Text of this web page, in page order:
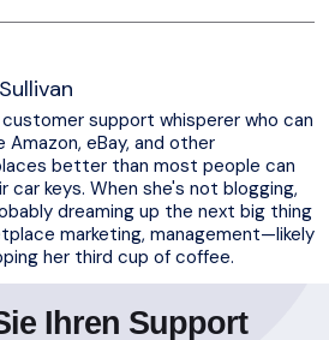
customer support whisperer who can
Amazon, eBay, and other
better than most people can
car keys. When she's not blogging,
dreaming up the next big thing
marketing, management—likely
her third cup of coffee.
Ihren Support